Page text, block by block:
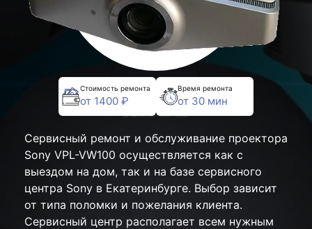
Стоимость ремонта
от 1400 ₽
Время ремонта
от 30 мин
Сервисный ремонт и обслуживание проектора
Sony VPL-VW100 осуществляется как с
выездом на дом, так и на базе сервисного
центра Sony в Екатеринбурге. Выбор зависит
от типа поломки и пожелания клиента.
Сервисный центр располагает всем нужным